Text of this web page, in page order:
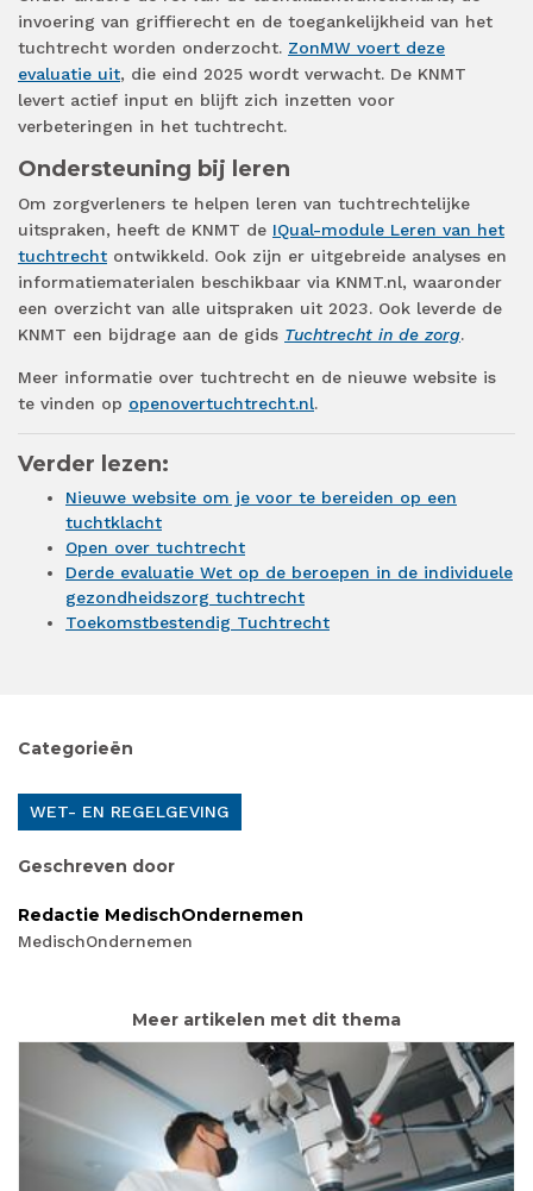
invoering van griffierecht en de toegankelijkheid van het
tuchtrecht worden onderzocht. ZonMW voert deze
evaluatie uit, die eind 2025 wordt verwacht. De KNMT
levert actief input en blijft zich inzetten voor
verbeteringen in het tuchtrecht.
Ondersteuning bij leren
Om zorgverleners te helpen leren van tuchtrechtelijke
uitspraken, heeft de KNMT de IQual-module Leren van het
tuchtrecht ontwikkeld. Ook zijn er uitgebreide analyses en
informatiematerialen beschikbaar via KNMT.nl, waaronder
een overzicht van alle uitspraken uit 2023. Ook leverde de
KNMT een bijdrage aan de gids Tuchtrecht in de zorg.
Meer informatie over tuchtrecht en de nieuwe website is
te vinden op openovertuchtrecht.nl.
Verder lezen:
Nieuwe website om je voor te bereiden op een
tuchtklacht
Open over tuchtrecht
Derde evaluatie Wet op de beroepen in de individuele
gezondheidszorg tuchtrecht
Toekomstbestendig Tuchtrecht
Categorieën
WET- EN REGELGEVING
Geschreven door
Redactie MedischOndernemen
MedischOndernemen
Meer artikelen met dit thema